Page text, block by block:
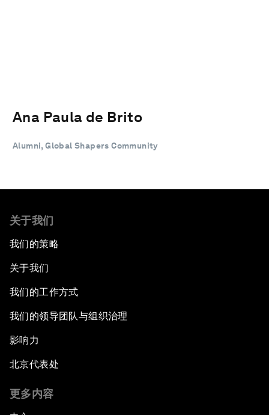
Ana Paula de Brito
Alumni, Global Shapers Community
关于我们
我们的策略
关于我们
我们的工作方式
我们的领导团队与组织治理
影响力
北京代表处
更多内容